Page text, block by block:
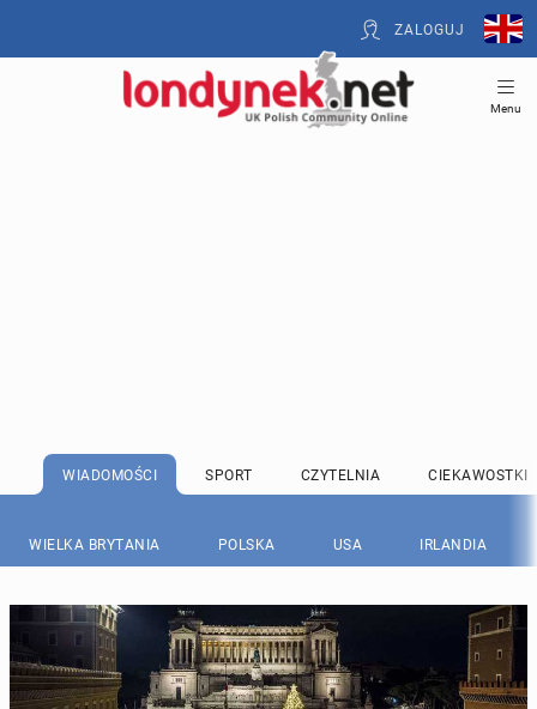
ZALOGUJ
Menu
WIADOMOŚCI SPORT CZYTELNIA CIEKAWOSTKI
WIELKA BRYTANIA POLSKA USA IRLANDIA